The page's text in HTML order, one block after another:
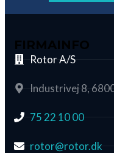
FIRMAINFO
Rotor A/S
Industrivej 8,
75 22 10 00
rotor@rotor.dk